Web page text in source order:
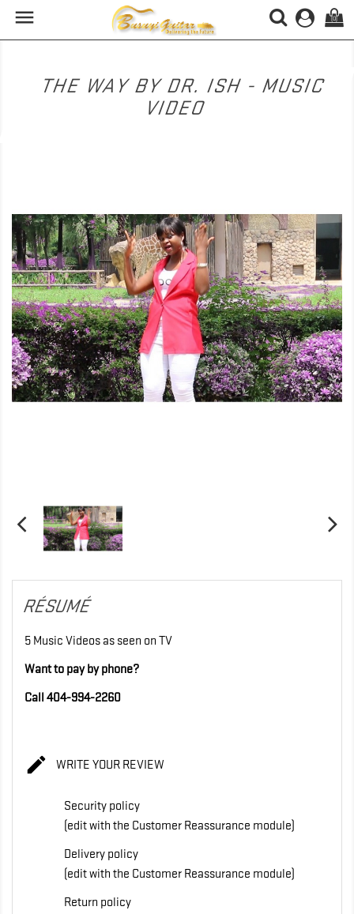
 (0)
THE WAY BY DR. ISH - MUSIC
VIDEO
RÉSUMÉ
5 Music Videos as seen on TV
Want to pay by phone?
Call 404-994-2260
 WRITE YOUR REVIEW
Security policy
(edit with the Customer Reassurance module)
Delivery policy
(edit with the Customer Reassurance module)
Return policy